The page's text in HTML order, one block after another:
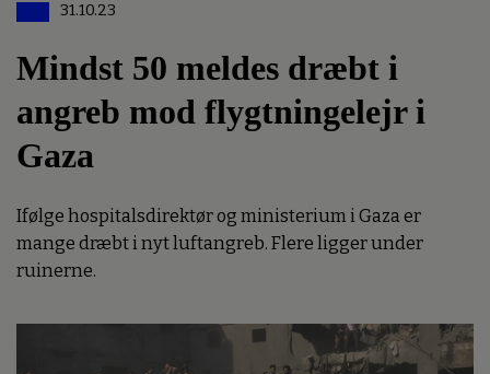
31.10.23
Mindst 50 meldes dræbt i
angreb mod flygtningelejr i
Gaza
Ifølge hospitalsdirektør og ministerium i Gaza er
mange dræbt i nyt luftangreb. Flere ligger under
ruinerne.